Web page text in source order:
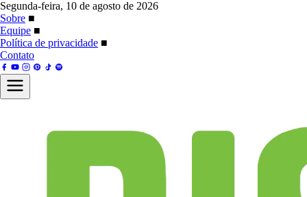
Segunda-feira, 10 de agosto de 2026
Sobre ■
Equipe ■
Política de privacidade ■
Contato